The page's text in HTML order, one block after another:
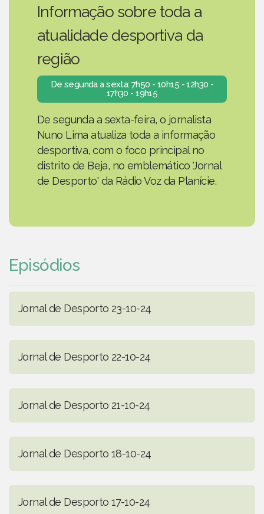
Informação sobre toda a
atualidade desportiva da
região
De segunda a sexta: 7h50 - 10h15 - 12h30 -
17h30 - 19h15
De segunda a sexta-feira, o jornalista
Nuno Lima atualiza toda a informação
desportiva, com o foco principal no
distrito de Beja, no emblemático 'Jornal
de Desporto' da Rádio Voz da Planície.
Episódios
Jornal de Desporto 23-10-24
Jornal de Desporto 22-10-24
Jornal de Desporto 21-10-24
Jornal de Desporto 18-10-24
Jornal de Desporto 17-10-24